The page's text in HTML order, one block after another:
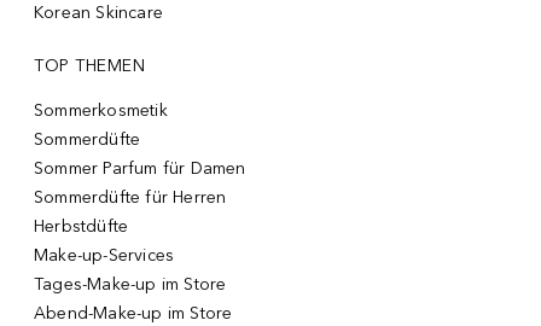
Korean Skincare
TOP THEMEN
Sommerkosmetik
Sommerdüfte
Sommer Parfum für Damen
Sommerdüfte für Herren
Herbstdüfte
Make-up-Services
Tages-Make-up im Store
Abend-Make-up im Store